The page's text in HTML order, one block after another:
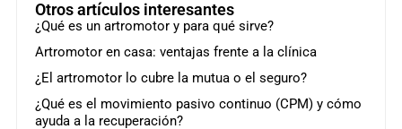
Otros artículos interesantes
¿Qué es un artromotor y para qué sirve?
Artromotor en casa: ventajas frente a la clínica
¿El artromotor lo cubre la mutua o el seguro?
¿Qué es el movimiento pasivo continuo (CPM) y cómo
ayuda a la recuperación?